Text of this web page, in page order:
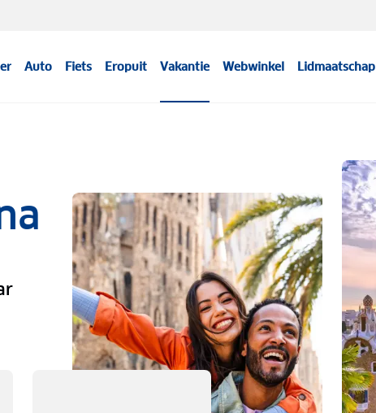
Auto Fiets Eropuit Vakantie Webwinkel Lidmaatschap